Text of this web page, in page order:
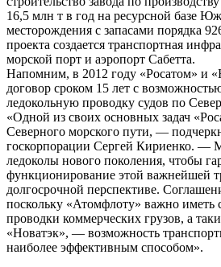
16,5 млн т в год на ресурсной базе
месторождения с запасами порядка
проекта создается транспортная
морской порт и аэропорт Сабетта.
Напомним, в 2012 году «Росатом» и
договор сроком 15 лет с
ледокольную проводку судов по
«Одной из своих основных задач
Северного морского пути, —
госкорпорации Сергей Кириенко. —
ледоколы нового поколения, чтобы
функционирование этой важнейшей
долгосрочной перспективе.
поскольку «Атомфлоту» важно иметь
проводки коммерческих грузов, а
«Новатэк», — возможность
наиболее эффективным способом».